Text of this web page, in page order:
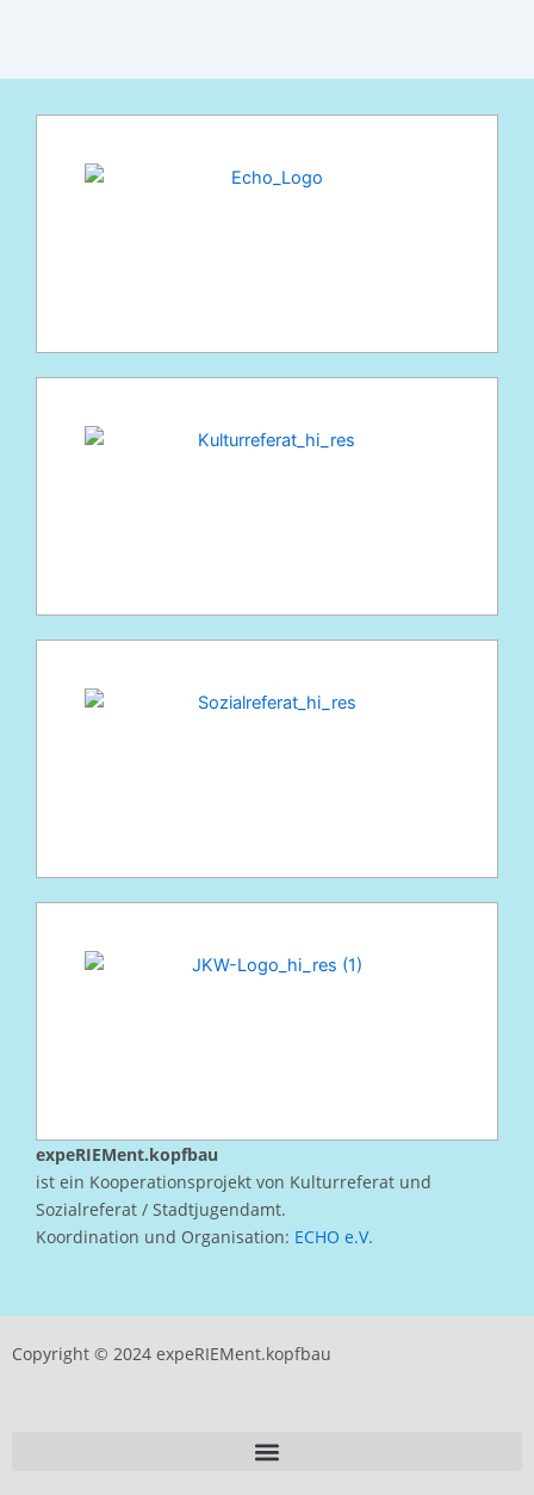
expeRIEMent.kopfbau
ist ein Kooperationsprojekt von Kulturreferat und
Sozialreferat / Stadtjugendamt.
Koordination und Organisation: ECHO e.V.
Copyright © 2024 expeRIEMent.kopfbau